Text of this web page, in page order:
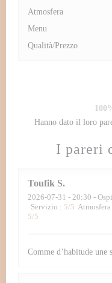
I pareri
Toufik S
2026-07-31 - 20:30 -
Servizio : 5/5 Atmosfera
5/5
Comme d’habitude une
Atmosfera
Menu
Qualità/Prezzo
Hanno dato il loro